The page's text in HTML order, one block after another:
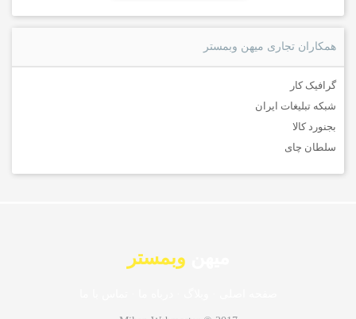
همکاران تجاری میهن وبمستر
گرافیک کار
شبکه تبلیغات ایران
بجنورد کالا
سلطان چای
وبمستر